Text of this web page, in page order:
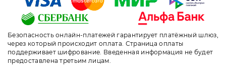
Безопасность онлайн-платежей гарантирует платёжный шлюз,
через который происходит оплата. Страница оплаты
поддерживает шифрование. Введенная информация не будет
предоставлена третьим лицам.